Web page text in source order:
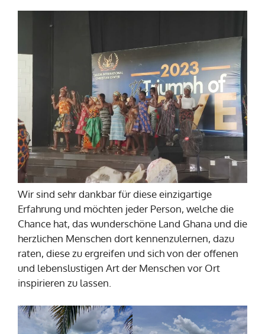
Wir sind sehr dankbar für diese einzigartige
Erfahrung und möchten jeder Person, welche die
Chance hat, das wunderschöne Land Ghana und die
herzlichen Menschen dort kennenzulernen, dazu
raten, diese zu ergreifen und sich von der offenen
und lebenslustigen Art der Menschen vor Ort
inspirieren zu lassen.